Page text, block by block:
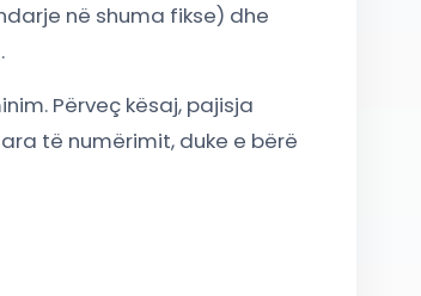
në shuma fikse) dhe
Përveç kësaj, pajisja
të numërimit, duke e bërë